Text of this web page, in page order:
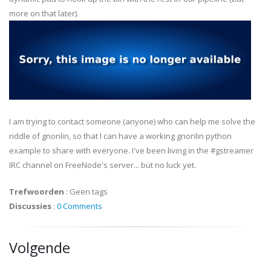
more on that later).
I am trying to contact someone (anyone) who can help me solve the
riddle of gnonlin, so that I can have a working gnonlin python
example to share with everyone. I've been living in the #gstreamer
IRC channel on FreeNode's server... but no luck yet.
Trefwoorden : Geen tags
Discussies : 0 Comments
Volgende